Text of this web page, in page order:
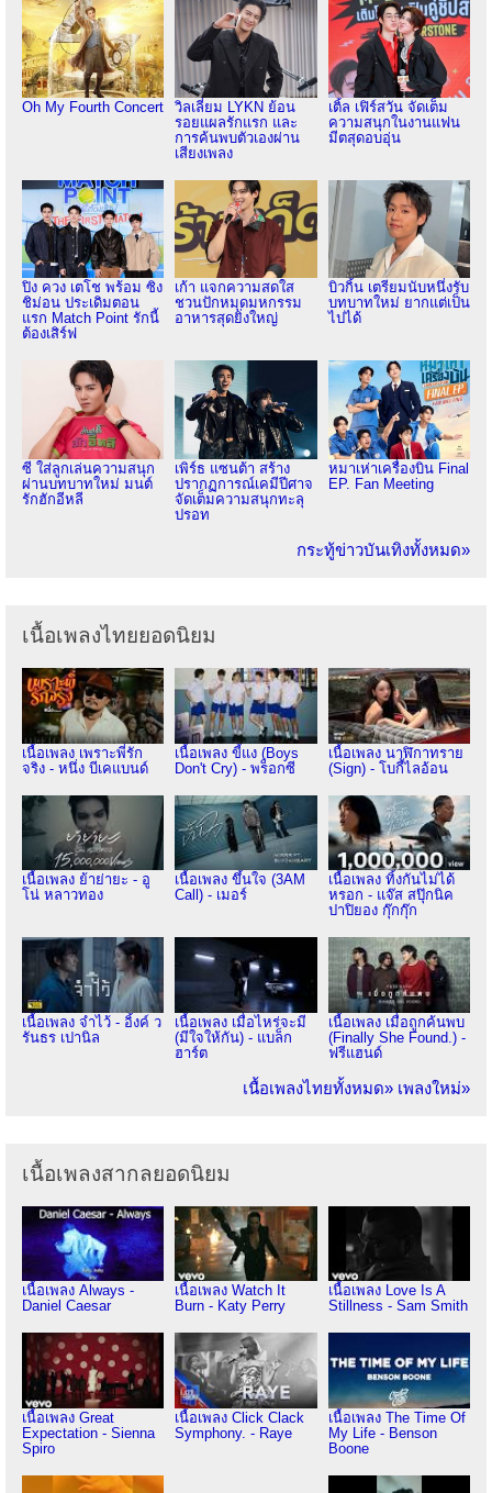
Oh My Fourth Concert
วิลเลี่ยม LYKN ย้อน
รอยแผลรักแรก และ
การค้นพบตัวเองผ่าน
เสียงเพลง
เติ้ล เฟิร์สวัน จัดเต็ม
ความสนุกในงานแฟน
มีตสุดอบอุ่น
ปิง ควง เตโช พร้อม ซิง
ชิม่อน ประเดิมตอน
แรก Match Point รักนี้
ต้องเสิร์ฟ
เก้า แจกความสดใส
ชวนปักหมุดมหกรรม
อาหารสุดยิ่งใหญ่
บิวกิ้น เตรียมนับหนึ่งรับ
บทบาทใหม่ ยากแต่เป็น
ไปได้
ซี ใส่ลูกเล่นความสนุก
ผ่านบทบาทใหม่ มนต์
รักฮักอีหลี
เพิร์ธ แซนต้า สร้าง
ปรากฏการณ์เคมีปีศาจ
จัดเต็มความสนุกทะลุ
ปรอท
หมาเห่าเครื่องบิน Final
EP. Fan Meeting
กระทู้ข่าวบันเทิงทั้งหมด»
เนื้อเพลงไทยยอดนิยม
เนื้อเพลง เพราะพี่รัก
จริง - หนึ่ง บีเคแบนด์
เนื้อเพลง ขี้แง (Boys
Don't Cry) - พร็อกซี
เนื้อเพลง นาฬิกาทราย
(Sign) - โบกี้ไลอ้อน
เนื้อเพลง ย้าย่ายะ - อู
โน่ หลาวทอง
เนื้อเพลง ขึ้นใจ (3AM
Call) - เมอร์
เนื้อเพลง ทิ้งกันไม่ได้
หรอก - แจ๊ส สปุ๊กนิค
ปาปิยอง กุ๊กกุ๊ก
เนื้อเพลง จำไว้ - อิ้งค์ ว
รันธร เปานิล
เนื้อเพลง เมื่อไหร่จะมี
(มีใจให้กัน) - แบล็ก
ฮาร์ต
เนื้อเพลง เมื่อถูกค้นพบ
(Finally She Found.) -
ฟรีแฮนด์
เนื้อเพลงไทยทั้งหมด» เพลงใหม่»
เนื้อเพลงสากลยอดนิยม
เนื้อเพลง Always -
Daniel Caesar
เนื้อเพลง Watch It
Burn - Katy Perry
เนื้อเพลง Love Is A
Stillness - Sam Smith
เนื้อเพลง Great
Expectation - Sienna
Spiro
เนื้อเพลง Click Clack
Symphony. - Raye
เนื้อเพลง The Time Of
My Life - Benson
Boone